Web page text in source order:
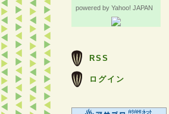
powered by Yahoo! JAPAN
RSS
ログイン